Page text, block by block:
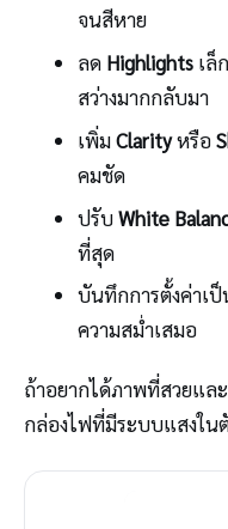
จนสีหาย
ลด Highlightsเล็
สว่างมากกลับมา
เพิ่มClarityหรือ
คมชัด
ปรับWhite
ที่สุด
บันทึกการตั้งค่าเ
ความสม่ำเสมอ
ถ้าอยากได้ภาพที่สวยแล
กล่องไฟที่มีระบบแสงใน